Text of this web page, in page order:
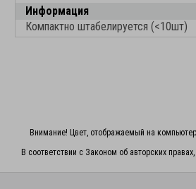
Информация
Компактно штабелируется (<10шт)
Внимание! Цвет, отображаемый на
В соответствии с Законом об авторских